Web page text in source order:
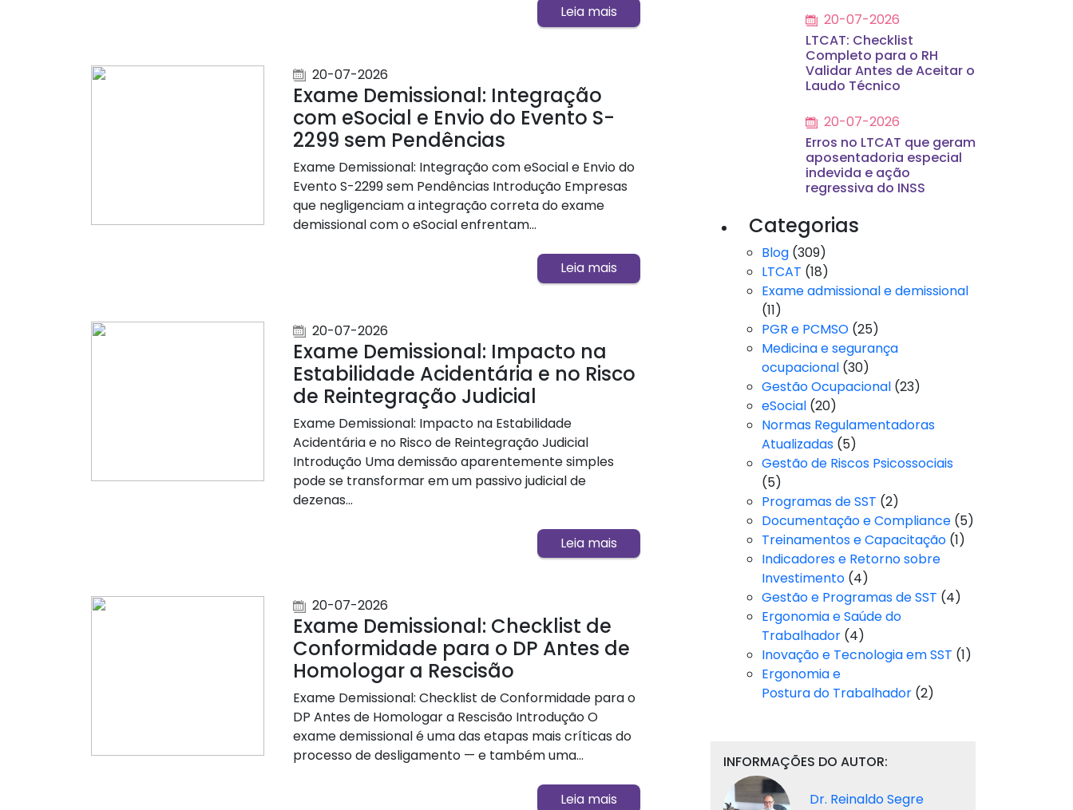
Leia mais
20-07-2026
Exame Demissional: Integração
com eSocial e Envio do Evento S-
2299 sem Pendências
Exame Demissional: Integração com eSocial e Envio do
Evento S-2299 sem Pendências Introdução Empresas
que negligenciam a integração correta do exame
demissional com o eSocial enfrentam...
Leia mais
20-07-2026
Exame Demissional: Impacto na
Estabilidade Acidentária e no Risco
de Reintegração Judicial
Exame Demissional: Impacto na Estabilidade
Acidentária e no Risco de Reintegração Judicial
Introdução Uma demissão aparentemente simples
pode se transformar em um passivo judicial de
dezenas...
Leia mais
20-07-2026
Exame Demissional: Checklist de
Conformidade para o DP Antes de
Homologar a Rescisão
Exame Demissional: Checklist de Conformidade para o
DP Antes de Homologar a Rescisão Introdução O
exame demissional é uma das etapas mais críticas do
processo de desligamento — e também uma...
Leia mais
20-07-2026
LTCAT: Checklist
Completo para o RH
Validar Antes de Aceitar o
Laudo Técnico
20-07-2026
Erros no LTCAT que geram
aposentadoria especial
indevida e ação
regressiva do INSS
Categorias
Blog (309)
LTCAT (18)
Exame admissional e demissional
(11)
PGR e PCMSO (25)
Medicina e segurança
ocupacional (30)
Gestão Ocupacional (23)
eSocial (20)
Normas Regulamentadoras
Atualizadas (5)
Gestão de Riscos Psicossociais
(5)
Programas de SST (2)
Documentação e Compliance (5)
Treinamentos e Capacitação (1)
Indicadores e Retorno sobre
Investimento (4)
Gestão e Programas de SST (4)
Ergonomia e Saúde do
Trabalhador (4)
Inovação e Tecnologia em SST (1)
Ergonomia e
Postura do Trabalhador (2)
INFORMAÇÕES DO AUTOR:
Dr. Reinaldo Segre